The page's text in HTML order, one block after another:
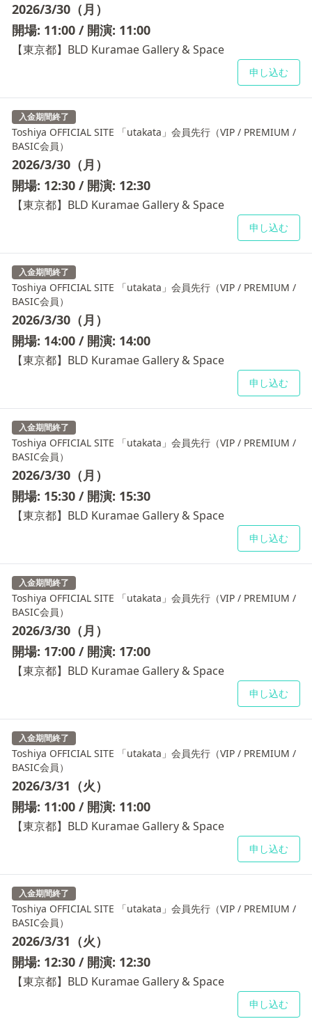
2026/3/30（月）
開場: 11:00 / 開演: 11:00
【東京都】BLD Kuramae Gallery & Space
申し込む
Toshiya OFFICIAL SITE 「utakata」会員先行（VIP / PREMIUM /
BASIC会員）
2026/3/30（月）
開場: 12:30 / 開演: 12:30
【東京都】BLD Kuramae Gallery & Space
入金期間終了
申し込む
Toshiya OFFICIAL SITE 「utakata」会員先行（VIP / PREMIUM /
BASIC会員）
2026/3/30（月）
開場: 14:00 / 開演: 14:00
【東京都】BLD Kuramae Gallery & Space
入金期間終了
申し込む
Toshiya OFFICIAL SITE 「utakata」会員先行（VIP / PREMIUM /
BASIC会員）
2026/3/30（月）
開場: 15:30 / 開演: 15:30
【東京都】BLD Kuramae Gallery & Space
入金期間終了
申し込む
Toshiya OFFICIAL SITE 「utakata」会員先行（VIP / PREMIUM /
BASIC会員）
2026/3/30（月）
開場: 17:00 / 開演: 17:00
【東京都】BLD Kuramae Gallery & Space
入金期間終了
申し込む
Toshiya OFFICIAL SITE 「utakata」会員先行（VIP / PREMIUM /
BASIC会員）
2026/3/31（火）
開場: 11:00 / 開演: 11:00
【東京都】BLD Kuramae Gallery & Space
入金期間終了
申し込む
Toshiya OFFICIAL SITE 「utakata」会員先行（VIP / PREMIUM /
BASIC会員）
2026/3/31（火）
開場: 12:30 / 開演: 12:30
【東京都】BLD Kuramae Gallery & Space
入金期間終了
申し込む